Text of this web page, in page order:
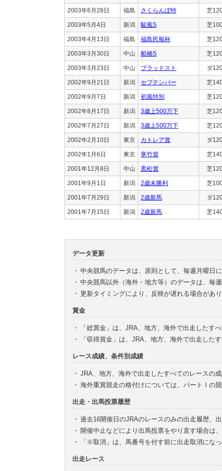
2003年6月28日 福島 さくらんぼ特 芝
2003年5月4日 新潟 駿風S 芝
2003年4月13日 福島 福島民報杯 芝
2003年3月30日 中山 船橋S 芝
2003年3月23日 中山 ブラッドスト ダ
2002年9月21日 新潟 セプテンバー 芝
2002年9月7日 新潟 初風特別 芝
2002年8月17日 新潟 3歳上500万下 芝
2002年7月27日 新潟 3歳上500万下 芝
2002年2月10日 東京 カトレア賞 ダ
2002年1月6日 東京 寒竹賞 芝
2001年12月8日 中山 黒松賞 芝
2001年9月1日 新潟 2歳未勝利 芝
2001年7月29日 新潟 2歳新馬 ダ
2001年7月15日 新潟 2歳新馬 芝
データ更新
・ 中央競馬のデータは、原則として、毎週月曜日
・ 中央競馬以外（海外・地方等）のデータは、毎
・ 更新タイミングにより、反映が遅れる場合があ
賞金
・
「総賞金」は、JRA、地方、海外で出走したす
・
「収得賞金」は、JRA、地方、海外で出走した
レース成績、条件別成績
・ JRA、地方、海外で出走したすべてのレースの
・ 海外重賞競走の格付けについては、パートⅠの
出走・出馬投票履歴
・ 過去16開催日のJRAのレースのみの出走履歴、
・ 開催中止などにより出馬投票をやり直す場合は
・
「※取消」は、馬番号を付す前に出走取消にな
出走レース